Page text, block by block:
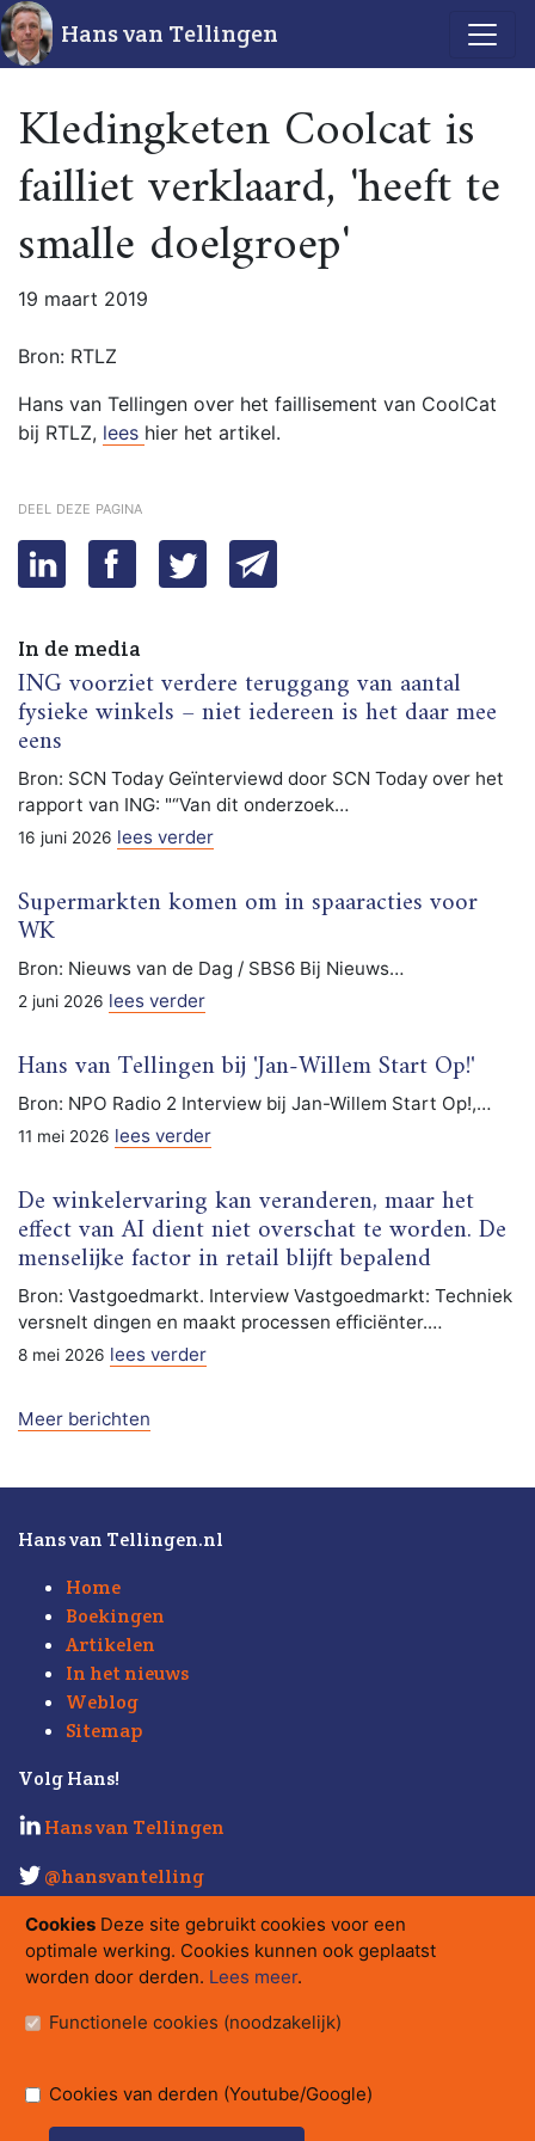
Hans van Tellingen
Kledingketen Coolcat is
failliet verklaard, 'heeft te
smalle doelgroep'
19 maart 2019
Bron: RTLZ
Hans van Tellingen over het faillisement van CoolCat
bij RTLZ, lees hier het artikel.
deel deze pagina
In de media
ING voorziet verdere teruggang van aantal
fysieke winkels – niet iedereen is het daar mee
eens
Bron: SCN Today Geïnterviewd door SCN Today over het
rapport van ING: "“Van dit onderzoek…
16 juni 2026 lees verder
Supermarkten komen om in spaaracties voor
WK
Bron: Nieuws van de Dag / SBS6 Bij Nieuws…
2 juni 2026 lees verder
Hans van Tellingen bij 'Jan-Willem Start Op!'
Bron: NPO Radio 2 Interview bij Jan-Willem Start Op!,…
11 mei 2026 lees verder
De winkelervaring kan veranderen, maar het
effect van AI dient niet overschat te worden. De
menselijke factor in retail blijft bepalend
Bron: Vastgoedmarkt. Interview Vastgoedmarkt: Techniek
versnelt dingen en maakt processen efficiënter.…
8 mei 2026 lees verder
Meer berichten
Hans van Tellingen.nl
Home
Boekingen
Artikelen
In het nieuws
Weblog
Sitemap
Volg Hans!
Hans van Tellingen
@hansvantelling
Kijk ook eens opStrabo.nl.
Contact
Strabo bv
Postbus 15710, 1001 NE Amsterdam
Cookies Deze site gebruikt cookies voor een
optimale werking. Cookies kunnen ook geplaatst
worden door derden. Lees meer.
Functionele cookies (noodzakelijk)
Cookies van derden (Youtube/Google)